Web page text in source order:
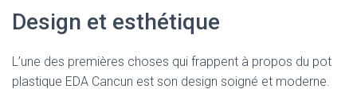
Design et esthétique
L’une des premières choses qui frappent à propos du pot
plastique EDA Cancun est son design soigné et moderne.